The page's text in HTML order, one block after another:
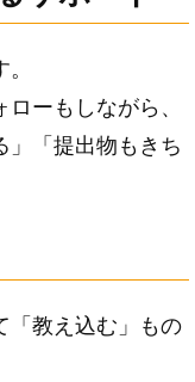
ーもしながら、
」「提出物もきち
「教え込む」もの